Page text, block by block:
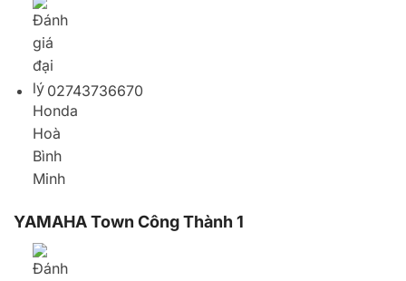
YAMAHA Town Công Thành 1
49/5 Đại lộ Bình Dương, Phú Hoà, Thủ Dầu Một,
Bình Dương, Vietnam